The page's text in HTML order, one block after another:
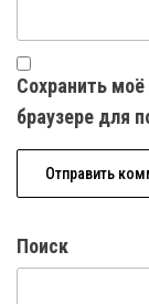
Сохранить
браузере для
Поиск